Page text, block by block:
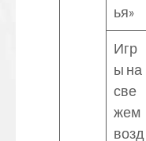
ья»
Игр
ы на
све
жем
возд